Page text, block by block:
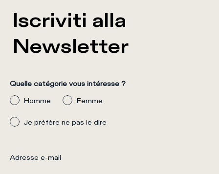
Iscriviti alla
Newsletter
Quelle catégorie vous intéresse ?
Homme
Femme
Je préfère ne pas le dire
Adresse e-mail